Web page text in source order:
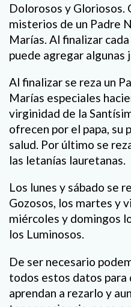
Dolorosos y Gloriosos.
misterios de un Padre
Marías. Al finalizar
puede agregar algunas
Al finalizar se reza un
Marías especiales
virginidad de la
ofrecen por el papa, su
salud. Por último se
las letanías lauretanas.
Los lunes y sábado se
Gozosos, los martes y
miércoles y domingos
los Luminosos.
De ser necesario
todos estos datos para
aprendan a rezarlo y